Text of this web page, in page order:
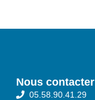
Nous contacter
05.58.90.41.29